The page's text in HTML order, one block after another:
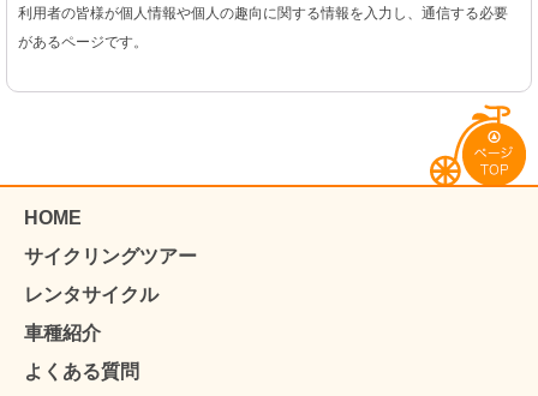
利用者の皆様が個人情報や個人の趣向に関する情報を入力し、通信する必要
があるページです。
HOME
サイクリングツアー
レンタサイクル
車種紹介
よくある質問